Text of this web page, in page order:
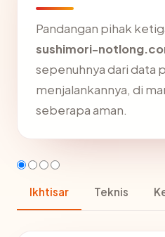
Pandangan pihak
sushimori-
sepenuhnya dari data
menjalankannya, di
seberapa aman.
Ikhtisar Teknis